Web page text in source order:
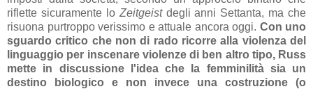
riflette sicuramente lo Zeitgeist degli anni Settanta, ma che
risuona purtroppo verissimo e attuale ancora oggi. Con uno
sguardo critico che non di rado ricorre alla violenza del
linguaggio per inscenare violenze di ben altro tipo, Russ
mette in discussione l'idea che la femminilità sia un
destino biologico e non invece una costruzione (o